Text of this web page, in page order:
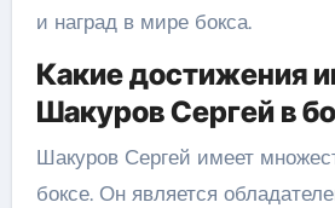
и наград в мире бокса.
Какие достижения
Шакуров Сергей в
Шакуров Сергей имеет
боксе. Он является